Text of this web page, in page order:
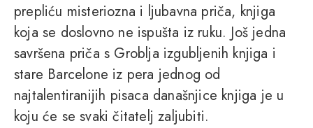
prepliću misteriozna i ljubavna priča, knjiga
koja se doslovno ne ispušta iz ruku. Još jedna
savršena priča s Groblja izgubljenih knjiga i
stare Barcelone iz pera jednog od
najtalentiranijih pisaca današnjice knjiga je u
koju će se svaki čitatelj zaljubiti.